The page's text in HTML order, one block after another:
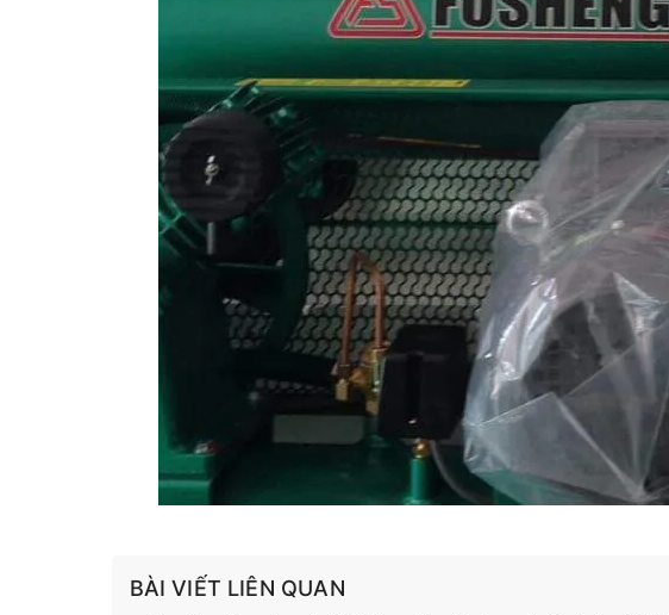
BÀI VIẾT LIÊN QUAN